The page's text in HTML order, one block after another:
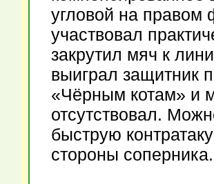
угловой на правом
участвовал
закрутил мяч к
выиграл защитник
«Чёрным котам» и
отсутствовал.
быструю
стороны соперника.